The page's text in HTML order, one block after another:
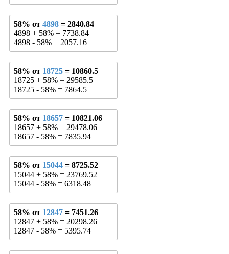
58% от 4898 = 2840.84
4898 + 58% = 7738.84
4898 - 58% = 2057.16
58% от 18725 = 10860.5
18725 + 58% = 29585.5
18725 - 58% = 7864.5
58% от 18657 = 10821.06
18657 + 58% = 29478.06
18657 - 58% = 7835.94
58% от 15044 = 8725.52
15044 + 58% = 23769.52
15044 - 58% = 6318.48
58% от 12847 = 7451.26
12847 + 58% = 20298.26
12847 - 58% = 5395.74